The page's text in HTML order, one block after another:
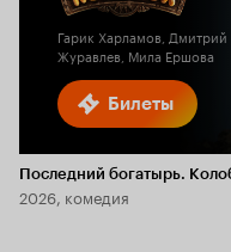
Билеты
Гарик Харламов, Дмитрий
Журавлев, Мила Ершова
Последний богатырь.
2026, комедия